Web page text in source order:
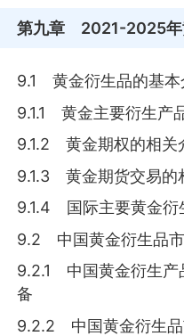
第九章 2021-2025年
9.1 黄金衍生品的基本
9.1.1 黄金主要衍生产
9.1.2 黄金期权的相关
9.1.3 黄金期货交易的
9.1.4 国际主要黄金衍
9.2 中国黄金衍生品
9.2.1 中国黄金衍生产
备
9.2.2 中国黄金衍生品